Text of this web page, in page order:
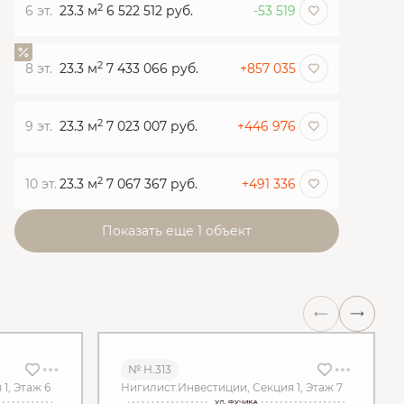
6 эт. 23.3 м2 6 522 512 руб. -53 519
8 эт. 23.3 м2 7 433 066 руб. +857 035
9 эт. 23.3 м2 7 023 007 руб. +446 976
10 эт. 23.3 м2 7 067 367 руб. +491 336
Показать еще 1 объект
Этаж 6
№ Н.313
Нигилист.Инвестиции, Секция 1, Этаж 7